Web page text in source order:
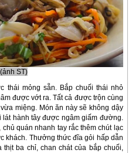
ST)
thái mỏng sẵn. Bắp chuối thái nhỏ
được vớt ra. Tất cả được trộn cùng
miệng. Món ăn này sẽ không dậy
lát hành tây được ngâm giấm đường.
quán nhanh tay rắc thêm chút lạc
khách. Thưởng thức đĩa gỏi hấp dẫn
ba chỉ, chan chát của bắp chuối,